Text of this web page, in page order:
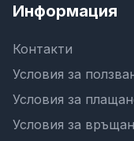
Информация
Контакти
Условия за
Условия за
Условия за